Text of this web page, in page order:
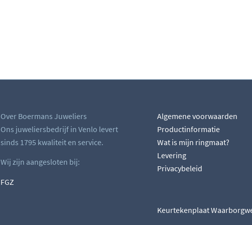
Over Boermans Juweliers
Ons juweliersbedrijf in Venlo levert
sinds 1795 kwaliteit en service.
Wij zijn aangesloten bij:
FGZ
Algemene voorwaarden
Productinformatie
Wat is mijn ringmaat?
Levering
Privacybeleid
Keurtekenplaat